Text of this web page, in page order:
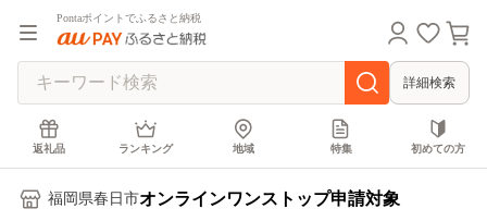
Pontaポイントでふるさと納税
詳細検索
返礼品 ランキング 地域 特集 初めての方
福岡県春日市オンラインワンストップ申請対象